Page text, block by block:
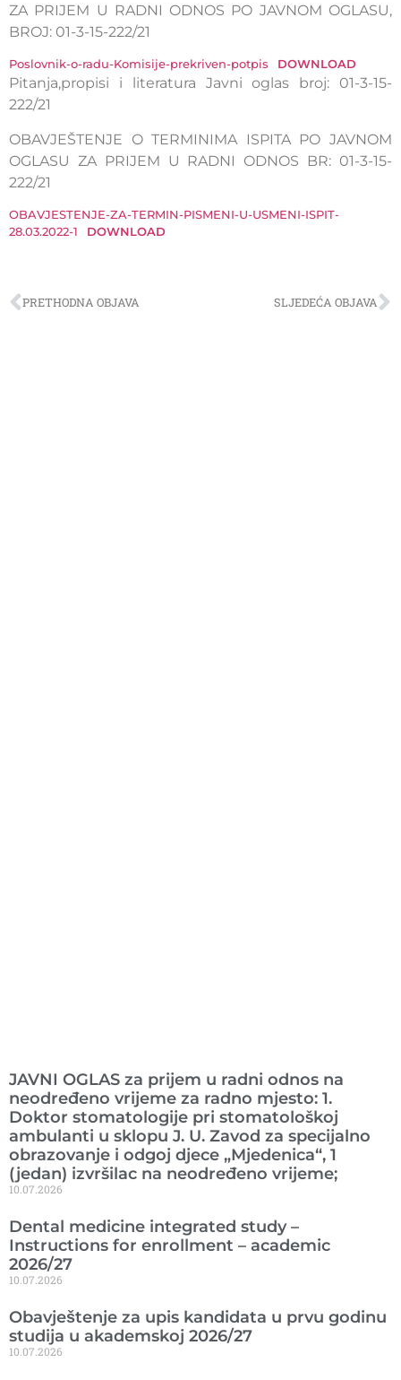
ZA PRIJEM U RADNI ODNOS PO JAVNOM OGLASU,
BROJ: 01-3-15-222/21
Poslovnik-o-radu-Komisije-prekriven-potpis DOWNLOAD
Pitanja,propisi i literatura Javni oglas broj: 01-3-15-
222/21
OBAVJEŠTENJE O TERMINIMA ISPITA PO JAVNOM
OGLASU ZA PRIJEM U RADNI ODNOS BR: 01-3-15-
222/21
OBAVJESTENJE-ZA-TERMIN-PISMENI-U-USMENI-ISPIT-
28.03.2022-1
DOWNLOAD
PRETHODNA OBJAVA SLJEDEĆA OBJAVA
JAVNI OGLAS za prijem u radni odnos na
neodređeno vrijeme za radno mjesto: 1.
Doktor stomatologije pri stomatološkoj
ambulanti u sklopu J. U. Zavod za specijalno
obrazovanje i odgoj djece „Mjedenica“, 1
(jedan) izvršilac na neodređeno vrijeme;
10.07.2026
Dental medicine integrated study –
Instructions for enrollment – academic
2026/27
10.07.2026
Obavještenje za upis kandidata u prvu godinu
studija u akademskoj 2026/27
10.07.2026